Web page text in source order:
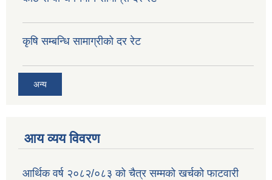
कृषि सम्बन्धि सामाग्रीको दर रेट
अन्य
आय व्यय विवरण
आर्थिक वर्ष २०८२/०८३ को चैत्र सम्मको खर्चको फाटवारी